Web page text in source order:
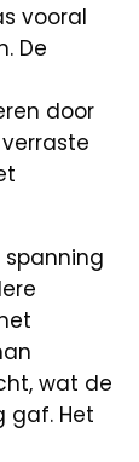
vooral
De
door
wat de
gaf. Het